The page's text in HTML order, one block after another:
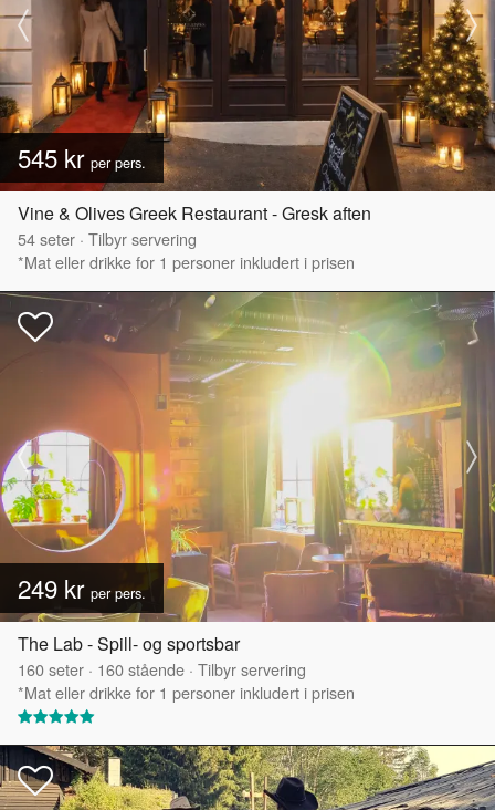
545 kr per pers.
Vine & Olives Greek Restaurant - Gresk aften
54seter · Tilbyr servering
*Mat eller drikke for 1 personer inkludert i prisen
249 kr per pers.
The Lab - Spill- og sportsbar
160seter · 160stående · Tilbyr servering
*Mat eller drikke for 1 personer inkludert i prisen